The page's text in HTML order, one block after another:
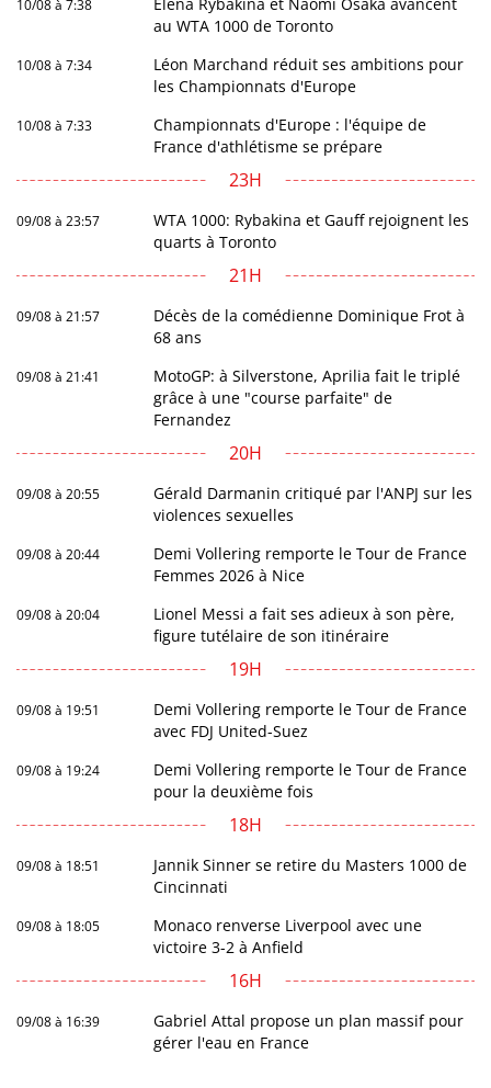
10/08 à 7:38
au WTA 1000 de Toronto
10/08 à 7:34
Léon Marchand réduit ses ambitions pour
les Championnats d'Europe
10/08 à 7:33
Championnats d'Europe : l'équipe de
France d'athlétisme se prépare
23H
09/08 à 23:57
WTA 1000: Rybakina et Gauff rejoignent les
quarts à Toronto
21H
09/08 à 21:57
Décès de la comédienne Dominique Frot à
68 ans
09/08 à 21:41
MotoGP: à Silverstone, Aprilia fait le triplé
grâce à une "course parfaite" de
Fernandez
20H
09/08 à 20:55
Gérald Darmanin critiqué par l'ANPJ sur les
violences sexuelles
09/08 à 20:44
Demi Vollering remporte le Tour de France
Femmes 2026 à Nice
09/08 à 20:04
Lionel Messi a fait ses adieux à son père,
figure tutélaire de son itinéraire
19H
09/08 à 19:51
Demi Vollering remporte le Tour de France
avec FDJ United-Suez
09/08 à 19:24
Demi Vollering remporte le Tour de France
pour la deuxième fois
18H
09/08 à 18:51
Jannik Sinner se retire du Masters 1000 de
Cincinnati
09/08 à 18:05
Monaco renverse Liverpool avec une
victoire 3-2 à Anfield
16H
09/08 à 16:39
Gabriel Attal propose un plan massif pour
gérer l'eau en France